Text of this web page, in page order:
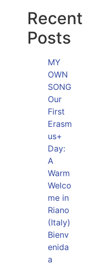
Recent
Posts
MY
OWN
SONG
Our
First
Erasm
us+
Day:
A
Warm
Welco
me in
Riano
(Italy)
Bienv
enida
a